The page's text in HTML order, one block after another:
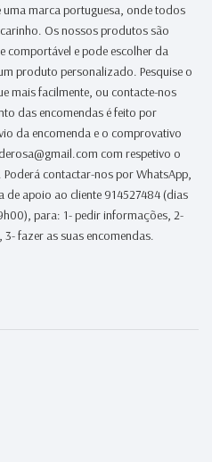
marca portuguesa, onde todos
Os nossos produtos são
comportável e pode escolher da
produto personalizado. Pesquise o
mais facilmente, ou contacte-nos
das encomendas é feito por
da encomenda e o comprovativo
com respetivo o
contactar-nos por WhatsApp,
apoio ao cliente 914527484 (dias
para: 1- pedir informações, 2-
fazer as suas encomendas.